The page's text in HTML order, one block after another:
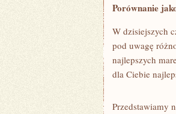
Porównanie
W dzisiejszych
pod ​uwagę
⁣najlepszych
dla Ciebie
Przedstawiamy